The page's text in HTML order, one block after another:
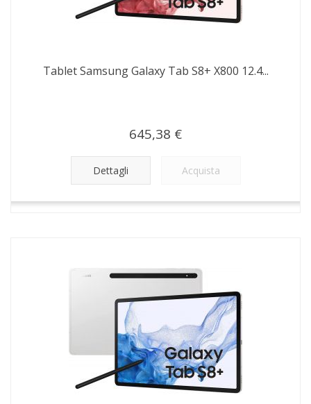
Tablet Samsung Galaxy Tab S8+ X800 12.4...
645,38 €
Dettagli Acquista